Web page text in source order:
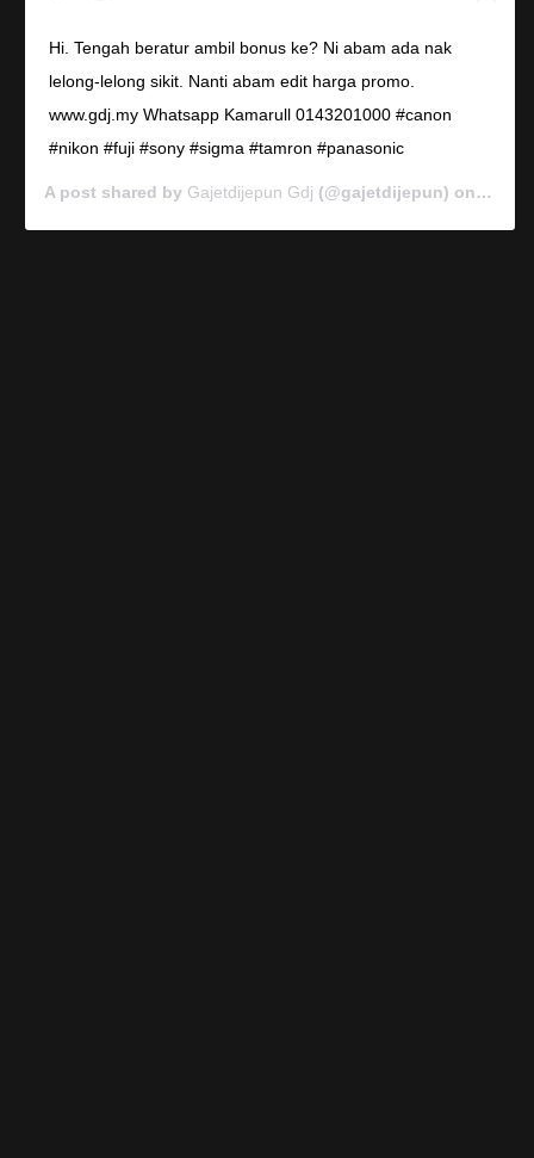
Hi. Tengah beratur ambil bonus ke? Ni abam ada nak
lelong-lelong sikit. Nanti abam edit harga promo.
www.gdj.my Whatsapp Kamarull 0143201000 #canon
#nikon #fuji #sony #sigma #tamron #panasonic
A post shared by Gajetdijepun Gdj (@gajetdijepun) on Jan 7,